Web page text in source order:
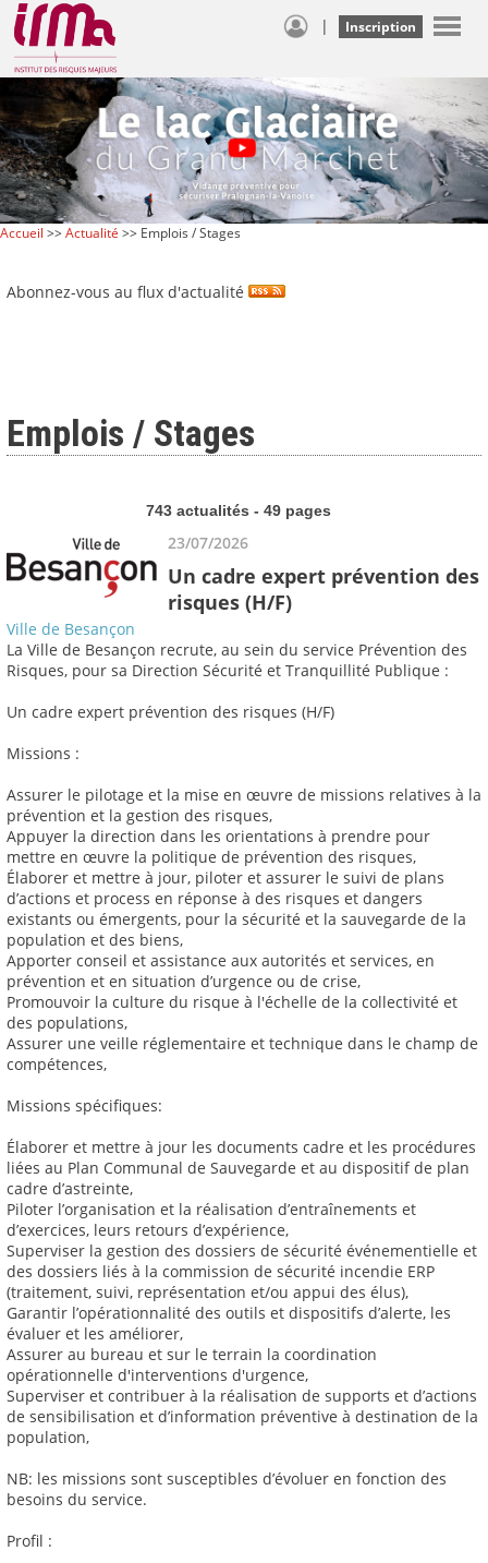
| Inscription
Accueil >>Actualité >> Emplois / Stages
Abonnez-vous au flux d'actualité
Emplois / Stages
743 actualités - 49 pages
23/07/2026
Un cadre expert prévention des
risques (H/F)
Ville de Besançon
La Ville de Besançon recrute, au sein du service Prévention des
Risques, pour sa Direction Sécurité et Tranquillité Publique :
Un cadre expert prévention des risques (H/F)
Missions :
Assurer le pilotage et la mise en œuvre de missions relatives à la
prévention et la gestion des risques,
Appuyer la direction dans les orientations à prendre pour
mettre en œuvre la politique de prévention des risques,
Élaborer et mettre à jour, piloter et assurer le suivi de plans
d’actions et process en réponse à des risques et dangers
existants ou émergents, pour la sécurité et la sauvegarde de la
population et des biens,
Apporter conseil et assistance aux autorités et services, en
prévention et en situation d’urgence ou de crise,
Promouvoir la culture du risque à l'échelle de la collectivité et
des populations,
Assurer une veille réglementaire et technique dans le champ de
compétences,
Missions spécifiques:
Élaborer et mettre à jour les documents cadre et les procédures
liées au Plan Communal de Sauvegarde et au dispositif de plan
cadre d’astreinte,
Piloter l’organisation et la réalisation d’entraînements et
d’exercices, leurs retours d’expérience,
Superviser la gestion des dossiers de sécurité événementielle et
des dossiers liés à la commission de sécurité incendie ERP
(traitement, suivi, représentation et/ou appui des élus),
Garantir l’opérationnalité des outils et dispositifs d’alerte, les
évaluer et les améliorer,
Assurer au bureau et sur le terrain la coordination
opérationnelle d'interventions d'urgence,
Superviser et contribuer à la réalisation de supports et d’actions
de sensibilisation et d’information préventive à destination de la
population,
NB: les missions sont susceptibles d’évoluer en fonction des
besoins du service.
Profil :